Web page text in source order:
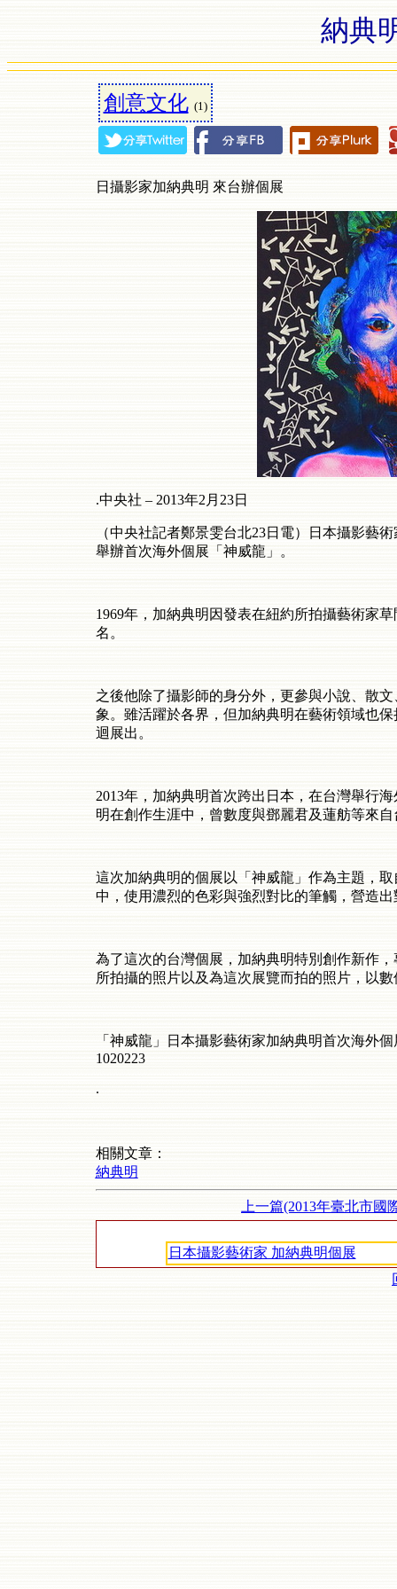
納典
創意文化 (1)
日攝影家加納典明 來台辦個展
.中央社 – 2013年2月23日
（中央社記者鄭景雯台北23日電）日本攝影藝
舉辦首次海外個展「神威龍」。
1969年，加納典明因發表在紐約所拍攝藝術家
名。
之後他除了攝影師的身分外，更參與小說、散
象。雖活躍於各界，但加納典明在藝術領域也
迴展出。
2013年，加納典明首次跨出日本，在台灣舉行
明在創作生涯中，曾數度與鄧麗君及蓮舫等來
這次加納典明的個展以「神威龍」作為主題，
中，使用濃烈的色彩與強烈對比的筆觸，營造
為了這次的台灣個展，加納典明特別創作新作
所拍攝的照片以及為這次展覽而拍的照片，以
「神威龍」日本攝影藝術家加納典明首次海外
1020223
.
相關文章：
納典明
上一篇(2013年臺北市國
日本攝影藝術家 加納典明個展